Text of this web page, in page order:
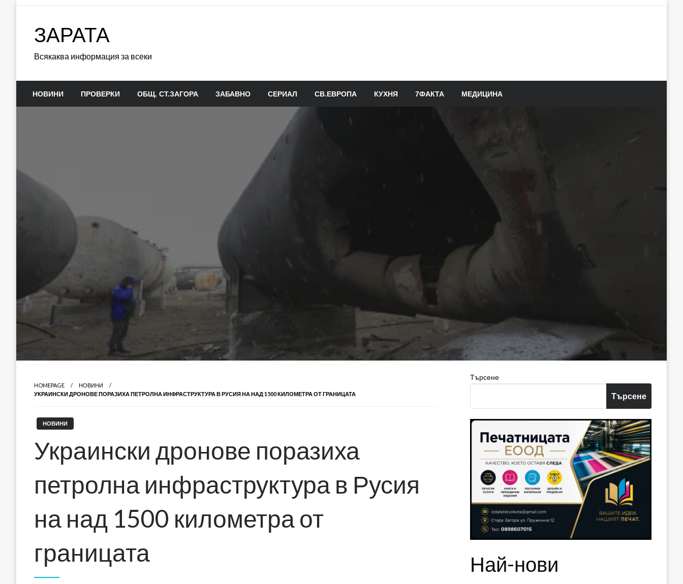
ЗАРАТА
Всякаква информация за всеки
НОВИНИ ПРОВЕРКИ ОБЩ. СТ.ЗАГОРА ЗАБАВНО СЕРИАЛ СВ.ЕВРОПА КУХНЯ 7ФАКТА МЕДИЦИНА
HOMEPAGE
НОВИНИ
УКРАИНСКИ ДРОНОВЕ ПОРАЗИХА ПЕТРОЛНА ИНФРАСТРУКТУРА В РУСИЯ НА НАД 1500 КИЛОМЕТРА ОТ ГРАНИЦАТА
НОВИНИ
Украински дронове поразиха
петролна инфраструктура в Русия
на над 1500 километра от
границата
Търсене
Търсене
Най-нови